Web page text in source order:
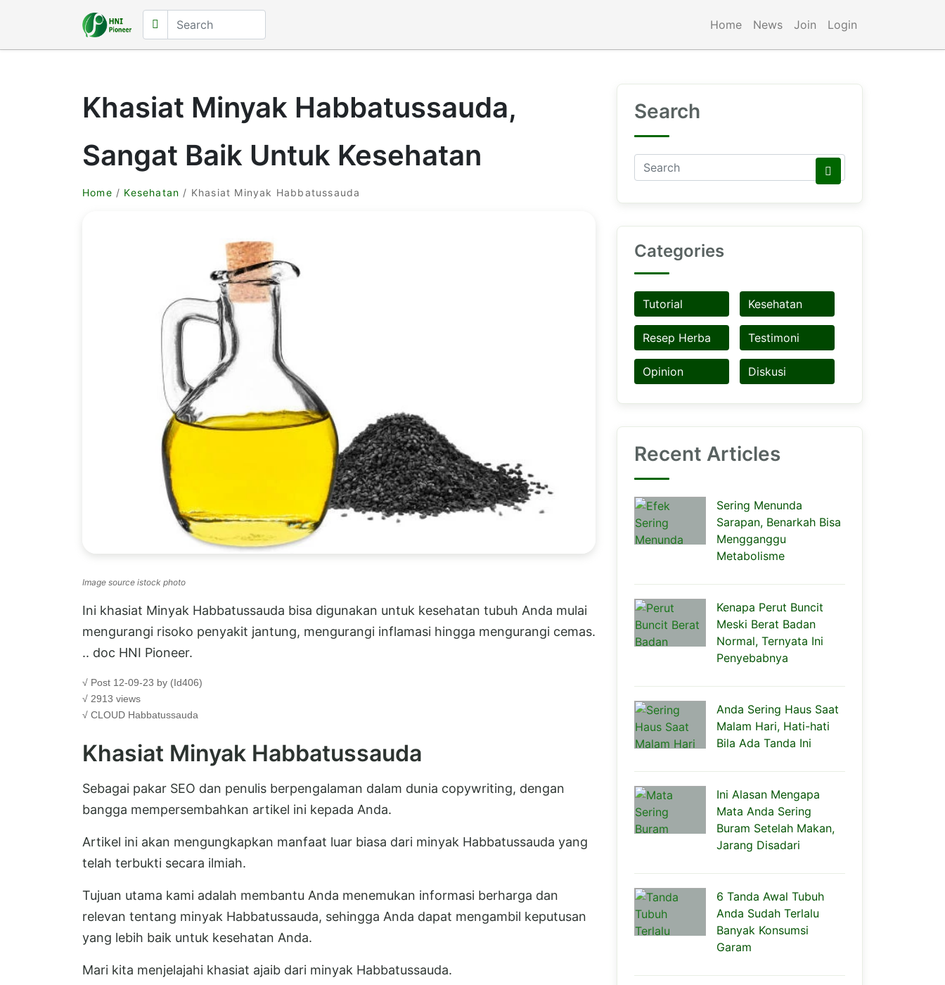
Home News Join Login
Khasiat Minyak Habbatussauda,
Sangat Baik Untuk Kesehatan
Home / Kesehatan / Khasiat Minyak Habbatussauda
Image source istock photo
Ini khasiat Minyak Habbatussauda bisa digunakan untuk kesehatan tubuh Anda mulai
mengurangi risoko penyakit jantung, mengurangi inflamasi hingga mengurangi cemas.
.. doc HNI Pioneer.
√ Post 12-09-23 by (Id406)
√ 2913 views
√ CLOUD Habbatussauda
Khasiat Minyak Habbatussauda
Sebagai pakar SEO dan penulis berpengalaman dalam dunia copywriting, dengan
bangga mempersembahkan artikel ini kepada Anda.
Artikel ini akan mengungkapkan manfaat luar biasa dari minyak Habbatussauda yang
telah terbukti secara ilmiah.
Tujuan utama kami adalah membantu Anda menemukan informasi berharga dan
relevan tentang minyak Habbatussauda, sehingga Anda dapat mengambil keputusan
yang lebih baik untuk kesehatan Anda.
Mari kita menjelajahi khasiat ajaib dari minyak Habbatussauda.
Search
Categories
Tutorial Kesehatan
Resep Herba Testimoni
Opinion Diskusi
Recent Articles
Sering Menunda
Sarapan, Benarkah Bisa
Mengganggu
Metabolisme
Kenapa Perut Buncit
Meski Berat Badan
Normal, Ternyata Ini
Penyebabnya
Anda Sering Haus Saat
Malam Hari, Hati-hati
Bila Ada Tanda Ini
Ini Alasan Mengapa
Mata Anda Sering
Buram Setelah Makan,
Jarang Disadari
6 Tanda Awal Tubuh
Anda Sudah Terlalu
Banyak Konsumsi
Garam